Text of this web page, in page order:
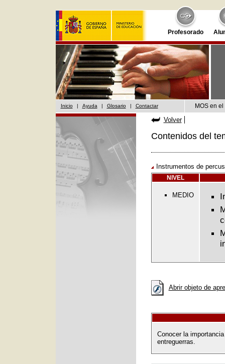
Profesorado
Inicio | Ayuda | Glosario | Contactar MOS en
Volver
Contenidos del
Instrumentos de
NIVEL
MEDIO
Abrir objeto de
Conocer la
entreguerras.